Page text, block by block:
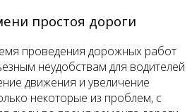
простоя дороги
проведения дорожных работ
неудобствам для водителей
движения и увеличение
некоторые из проблем, с